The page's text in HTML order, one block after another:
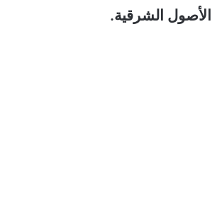
الأصول الشرقية.